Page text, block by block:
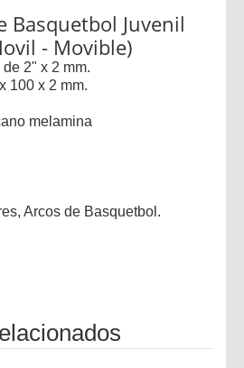
Basquetbol Juvenil
- Movible)
2" x 2 mm.
100 x 2 mm.
melamina
Arcos de Basquetbol.